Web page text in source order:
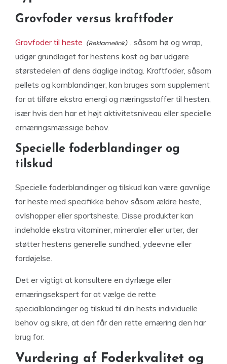
Grovfoder versus kraftfoder
Grovfoder til heste
, såsom hø og wrap,
udgør grundlaget for hestens kost og bør udgøre
størstedelen af dens daglige indtag. Kraftfoder, såsom
pellets og kornblandinger, kan bruges som supplement
for at tilføre ekstra energi og næringsstoffer til hesten,
især hvis den har et højt aktivitetsniveau eller specielle
ernæringsmæssige behov.
Specielle foderblandinger og
tilskud
Specielle foderblandinger og tilskud kan være gavnlige
for heste med specifikke behov såsom ældre heste,
avlshopper eller sportsheste. Disse produkter kan
indeholde ekstra vitaminer, mineraler eller urter, der
støtter hestens generelle sundhed, ydeevne eller
fordøjelse.
Det er vigtigt at konsultere en dyrlæge eller
ernæringsekspert for at vælge de rette
specialblandinger og tilskud til din hests individuelle
behov og sikre, at den får den rette ernæring den har
brug for.
Vurdering af Foderkvalitet og